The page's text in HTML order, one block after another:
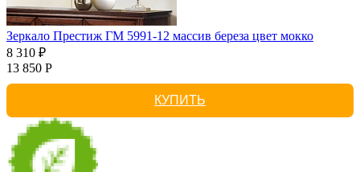
Зеркало Престиж ГМ 5991-12 массив береза цвет мокко
8 310 ₽
13 850 Р
КУПИТЬ